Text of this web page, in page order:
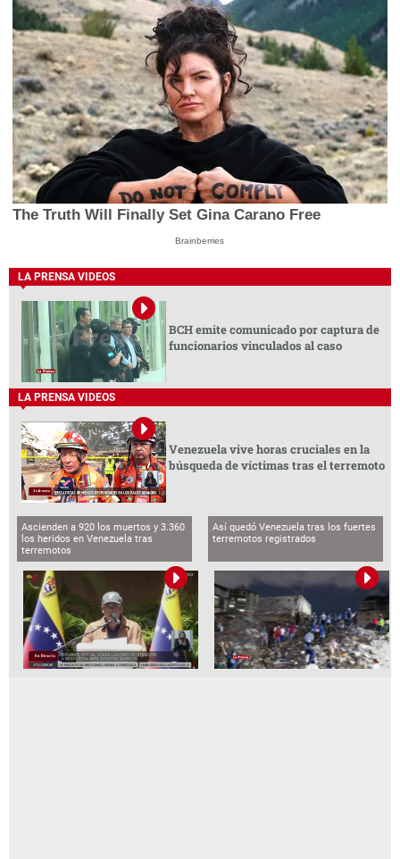
The Truth Will Finally Set Gina Carano Free
Brainberries
LA PRENSA VIDEOS
BCH emite comunicado por captura de
funcionarios vinculados al caso
LA PRENSA VIDEOS
Venezuela vive horas cruciales en la
búsqueda de víctimas tras el terremoto
Ascienden a 920 los muertos y 3.360
los heridos en Venezuela tras
terremotos
Así quedó Venezuela tras los fuertes
terremotos registrados